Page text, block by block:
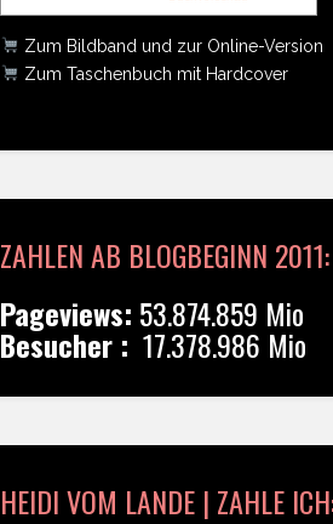
Zum Bildband und zur Online-Version
Zum Taschenbuch mit Hardcover
ZAHLEN AB BLOGBEGINN 2011:
Pageviews: 53.874.859 Mio
Besucher : 17.378.986 Mio
HEIDI VOM LANDE | ZAHLE